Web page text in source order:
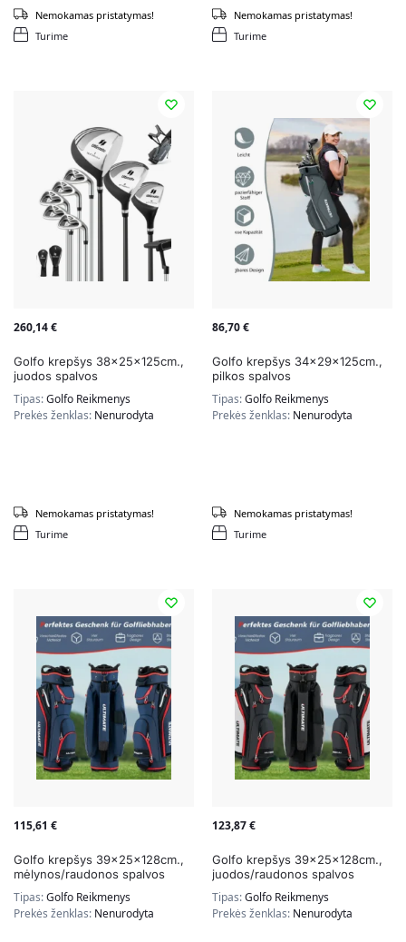
Turime
Nemokamas pristatymas!
Turime
Nemokamas pristatymas!
260,14€
Golfo krepšys 38x25x125cm.,
juodos spalvos
Tipas:Golfo Reikmenys
Prekės ženklas: Nenurodyta
Turime
Nemokamas pristatymas!
86,70€
Golfo krepšys 34x29x125cm.,
pilkos spalvos
Tipas:Golfo Reikmenys
Prekės ženklas: Nenurodyta
Turime
Nemokamas pristatymas!
115,61 €
Golfo krepšys 39x25x128cm.,
mėlynos/raudonos spalvos
Tipas:Golfo Reikmenys
Prekės ženklas: Nenurodyta
123,87€
Golfo krepšys 39x25x128cm.,
juodos/raudonos spalvos
Tipas:Golfo Reikmenys
Prekės ženklas: Nenurodyta